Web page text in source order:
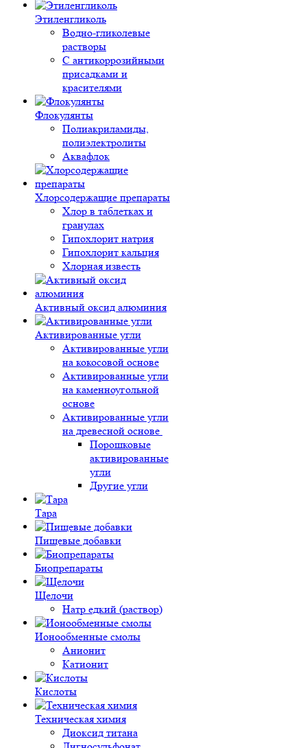
Этиленгликоль
Водно-гликолевые
растворы
С антикоррозийными
присадками и
красителями
Флокулянты
Полиакриламиды,
полиэлектролиты
Аквафлок
Хлорсодержащие препараты
Хлор в таблетках и
гранулах
Гипохлорит натрия
Гипохлорит кальция
Хлорная известь
Активный оксид алюминия
Активированные угли
Активированные угли
на кокосовой основе
Активированные угли
на каменноугольной
основе
Активированные угли
на древесной основе
Порошковые
активированные
угли
Другие угли
Тара
Пищевые добавки
Биопрепараты
Щелочи
Натр едкий (раствор)
Ионообменные смолы
Анионит
Катионит
Кислоты
Техническая химия
Диоксид титана